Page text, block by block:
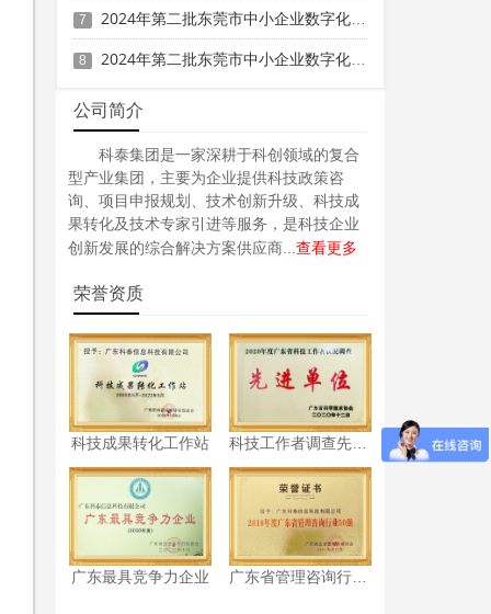
7 2024年第二批东莞市中小企业数字化转型城市试点专项资金两化融合管理体系贯标项目资助计划
8 2024年第二批东莞市中小企业数字化转型城市试点专项资金两化融合管理体系贯标项目拟资助企业名单的公示
公司简介
科泰集团是一家深耕于科创领域的复合
型产业集团，主要为企业提供科技政策咨
询、项目申报规划、技术创新升级、科技成
果转化及技术专家引进等服务，是科技企业
创新发展的综合解决方案供应商... 查看更多
荣誉资质
科技成果转化工作站
广东最具竞争力企业